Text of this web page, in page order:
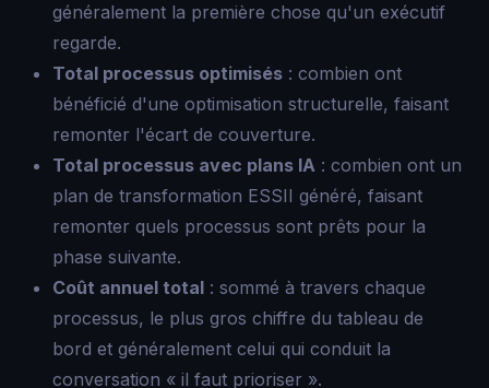
généralement la première chose qu'un exécutif
regarde.
Total processus optimisés : combien ont
bénéficié d'une optimisation structurelle, faisant
remonter l'écart de couverture.
Total processus avec plans IA : combien ont un
plan de transformation ESSII généré, faisant
remonter quels processus sont prêts pour la
phase suivante.
Coût annuel total : sommé à travers chaque
processus, le plus gros chiffre du tableau de
bord et généralement celui qui conduit la
conversation « il faut prioriser ».